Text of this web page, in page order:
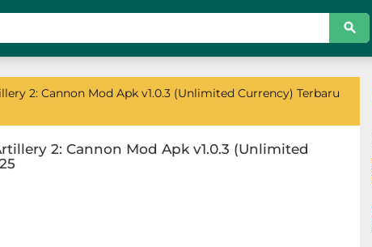
2: Cannon Mod Apk v1.0.3 (Unlimited Currency) Terbaru
2: Cannon Mod Apk v1.0.3 (Unlimited